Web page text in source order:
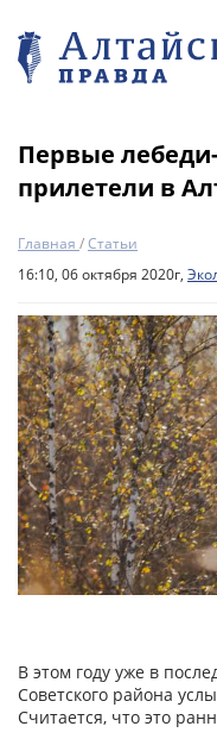
Первые
прилетели в
Главная /Статьи
16:10, 06 октября 2020г,
В этом году уже в
Советского района
Считается, что это